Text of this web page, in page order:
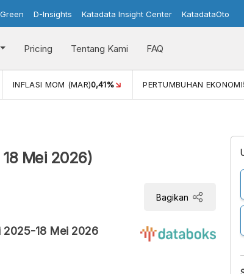
D-Insights Katadata Insight Center KatadataOto
Pricing Tentang Kami FAQ
INFLASI MOM (MAR)0,41% PERTUMBUHAN EKONOMI
Mei 2026)
Bagikan
2025-18 Mei 2026